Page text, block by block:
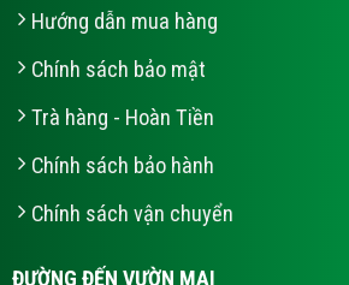
Hướng dẫn mua hàng
Chính sách bảo mật
Trà hàng - Hoàn Tiền
Chính sách bảo hành
Chính sách vận chuyển
ĐƯỜNG ĐẾN VƯỜN MAI